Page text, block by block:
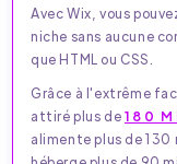
Avec Wix, vous
niche sans aucune
que HTML ou CSS.
Grâce à l'extrême
attiré plus de180
alimente plus de 130